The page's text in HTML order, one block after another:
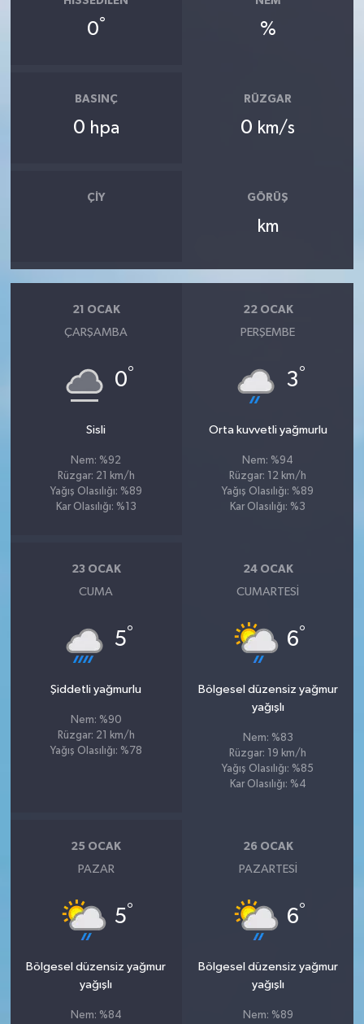
0° %
BASINÇ
0 hpa
RÜZGAR
0 km/s
ÇIY GÖRÜŞ
km
21 OCAK
ÇARŞAMBA
0°
Sisli
Nem: %92
Rüzgar: 21 km/h
Yağış Olasılığı: %89
Kar Olasılığı: %13
22 OCAK
PERŞEMBE
3°
Orta kuvvetli yağmurlu
Nem: %94
Rüzgar: 12 km/h
Yağış Olasılığı: %89
Kar Olasılığı: %3
23 OCAK
CUMA
5°
Şiddetli yağmurlu
Nem: %90
Rüzgar: 21 km/h
Yağış Olasılığı: %78
24 OCAK
CUMARTESI
6°
Bölgesel düzensiz yağmur
yağışlı
Nem: %83
Rüzgar: 19 km/h
Yağış Olasılığı: %85
Kar Olasılığı: %4
25 OCAK
PAZAR
5°
Bölgesel düzensiz yağmur
yağışlı
Nem: %84
26 OCAK
PAZARTESI
6°
Bölgesel düzensiz yağmur
yağışlı
Nem: %89